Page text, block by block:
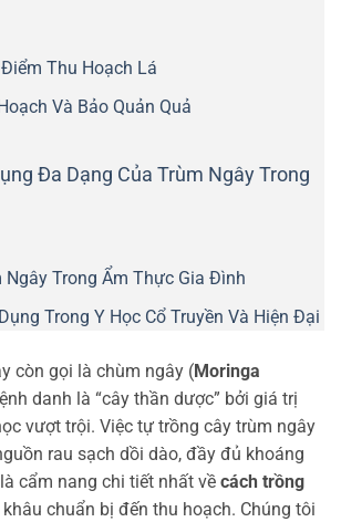
Thu Hoạch Lá
Và Bảo Quản Quả
Đa Dạng Của Trùm Ngây Trong
Ngây Trong Ẩm Thực Gia Đình
Trong Y Học Cổ Truyền Và Hiện Đại
còn gọi là chùm ngây (Moringa
danh là “cây thần dược” bởi giá trị
vượt trội. Việc tự trồng cây trùm ngây
rau sạch dồi dào, đầy đủ khoáng
cẩm nang chi tiết nhất về cách trồng
khâu chuẩn bị đến thu hoạch. Chúng tôi